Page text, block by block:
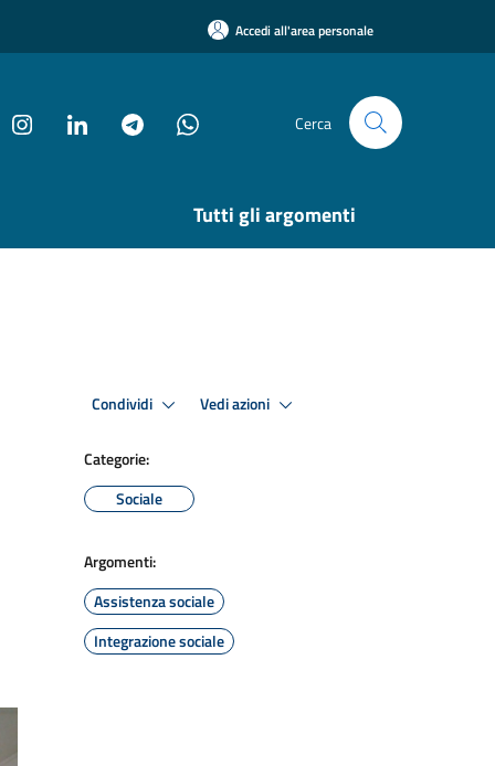
Accedi all'area personale
Cerca
Tutti gli argomenti
Condividi Vedi azioni
Categorie:
Sociale
Argomenti:
Assistenza sociale
Integrazione sociale